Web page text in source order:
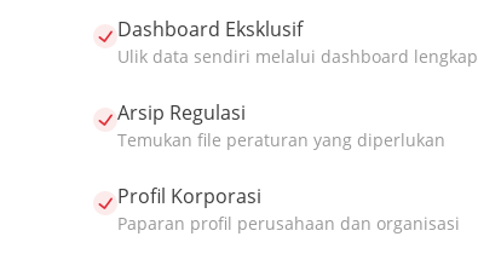
Dashboard Eksklusif
Ulik data sendiri melalui dashboard lengkap
Arsip Regulasi
Temukan file peraturan yang diperlukan
Profil Korporasi
Paparan profil perusahaan dan organisasi